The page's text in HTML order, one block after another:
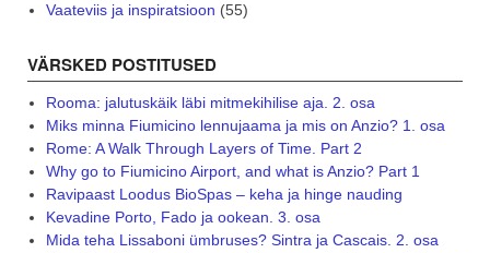
Vaateviis ja inspiratsioon (55)
VÄRSKED POSTITUSED
Rooma: jalutuskäik läbi mitmekihilise aja. 2. osa
Miks minna Fiumicino lennujaama ja mis on Anzio? 1. osa
Rome: A Walk Through Layers of Time. Part 2
Why go to Fiumicino Airport, and what is Anzio? Part 1
Ravipaast Loodus BioSpas – keha ja hinge nauding
Kevadine Porto, Fado ja ookean. 3. osa
Mida teha Lissaboni ümbruses? Sintra ja Cascais. 2. osa